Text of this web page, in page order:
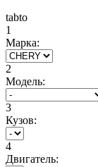
tabto
1
Марка:
2
Модель:
3
Кузов:
4
Двигатель: